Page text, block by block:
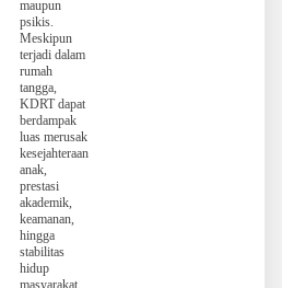
maupun
psikis.
Meskipun
terjadi dalam
rumah
tangga,
KDRT dapat
berdampak
luas merusak
kesejahteraan
anak,
prestasi
akademik,
keamanan,
hingga
stabilitas
hidup
masyarakat.